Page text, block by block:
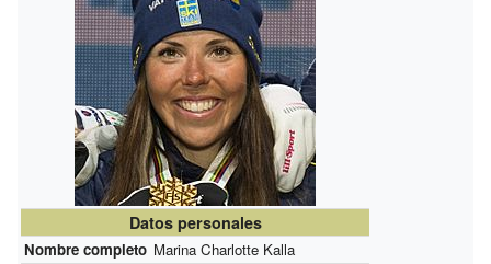
Datos personales
Nombre completo Marina Charlotte Kalla